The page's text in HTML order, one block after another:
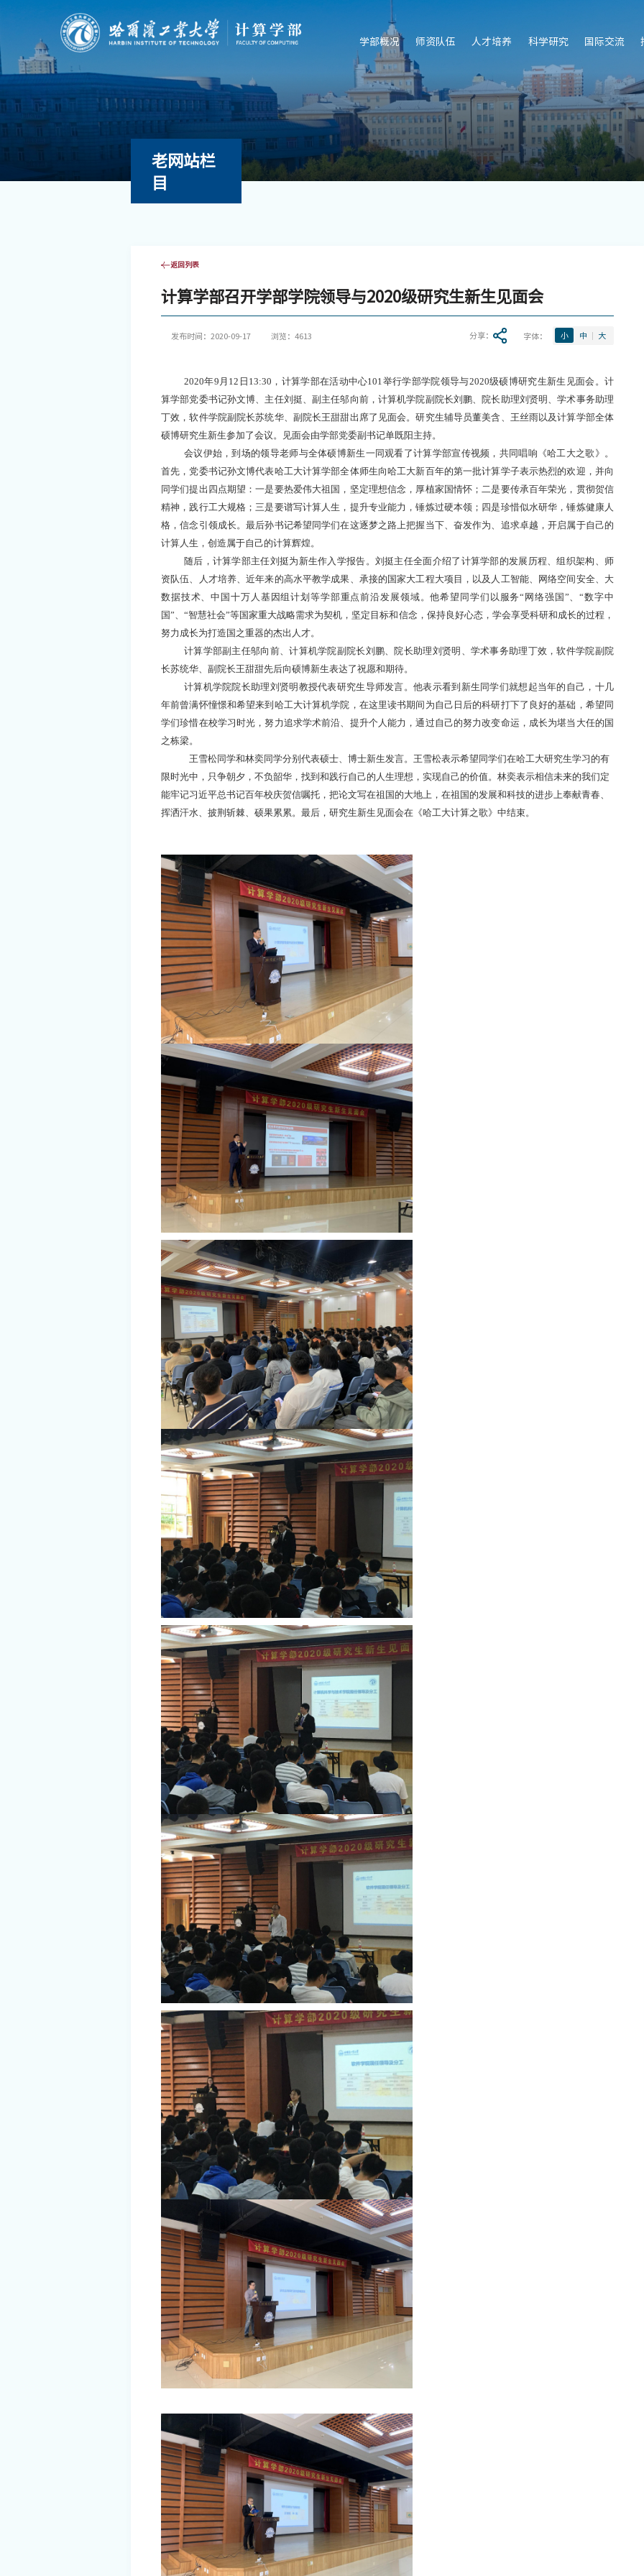
学部概况 师资队伍 人才培养 科学研究 国际交流
老网站栏
目
返回列表
计算学部召开学部学院领导与2020级研究生新生见面会
发布时间：2020-09-17 浏览： 4613 分享： 字体： 小 中 大
2020年9月12日13:30，计算学部在活动中心101举行学部学院领导与2020级硕博研究生新生见面会。计
算学部党委书记孙文博、主任刘挺、副主任邬向前，计算机学院副院长刘鹏、院长助理刘贤明、学术事务助理
丁效，软件学院副院长苏统华、副院长王甜甜出席了见面会。研究生辅导员董美含、王丝雨以及计算学部全体
硕博研究生新生参加了会议。见面会由学部党委副书记单既阳主持。
会议伊始，到场的领导老师与全体硕博新生一同观看了计算学部宣传视频，共同唱响《哈工大之歌》。
首先，党委书记孙文博代表哈工大计算学部全体师生向哈工大新百年的第一批计算学子表示热烈的欢迎，并向
同学们提出四点期望：一是要热爱伟大祖国，坚定理想信念，厚植家国情怀；二是要传承百年荣光，贯彻贺信
精神，践行工大规格；三是要谱写计算人生，提升专业能力，锤炼过硬本领；四是珍惜似水研华，锤炼健康人
格，信念引领成长。最后孙书记希望同学们在这逐梦之路上把握当下、奋发作为、追求卓越，开启属于自己的
计算人生，创造属于自己的计算辉煌。
随后，计算学部主任刘挺为新生作入学报告。刘挺主任全面介绍了计算学部的发展历程、组织架构、师
资队伍、人才培养、近年来的高水平教学成果、承接的国家大工程大项目，以及人工智能、网络空间安全、大
数据技术、中国十万人基因组计划等学部重点前沿发展领域。他希望同学们以服务“网络强国”、“数字中
国”、“智慧社会”等国家重大战略需求为契机，坚定目标和信念，保持良好心态，学会享受科研和成长的过程，
努力成长为打造国之重器的杰出人才。
计算学部副主任邬向前、计算机学院副院长刘鹏、院长助理刘贤明、学术事务助理丁效，软件学院副院
长苏统华、副院长王甜甜先后向硕博新生表达了祝愿和期待。
计算机学院院长助理刘贤明教授代表研究生导师发言。他表示看到新生同学们就想起当年的自己，十几
年前曾满怀憧憬和希望来到哈工大计算机学院，在这里读书期间为自己日后的科研打下了良好的基础，希望同
学们珍惜在校学习时光，努力追求学术前沿、提升个人能力，通过自己的努力改变命运，成长为堪当大任的国
之栋梁。
王雪松同学和林奕同学分别代表硕士、博士新生发言。王雪松表示希望同学们在哈工大研究生学习的有
限时光中，只争朝夕，不负韶华，找到和践行自己的人生理想，实现自己的价值。林奕表示相信未来的我们定
能牢记习近平总书记百年校庆贺信嘱托，把论文写在祖国的大地上，在祖国的发展和科技的进步上奉献青春、
挥洒汗水、披荆斩棘、硕果累累 。最后，研究生新生见面会在《哈工大计算之歌》中结束。